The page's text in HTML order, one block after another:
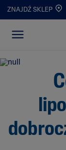
ZNAJDŹ SKLEP